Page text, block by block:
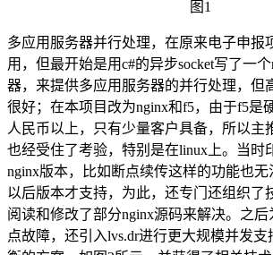
图 1
多应用服务器并行处理，在原来电子申报
用，但最开始是用c#的异步socket写了一个
器，来提供多应用服务器的并行处理，但
很好；在本项目改为nginx和f5，由于f5是
人民币以上，只有少量客户具备，所以主
也经受住了考验，特别是在linux 上。当时
nginx版本，比如断点续传这样的功能也无
以后版本才支持，为此，还专门还组织了
阅读和修改了部分nginx源码来解决。之
点故障，还引入lvs.dr进行更大规模并发支